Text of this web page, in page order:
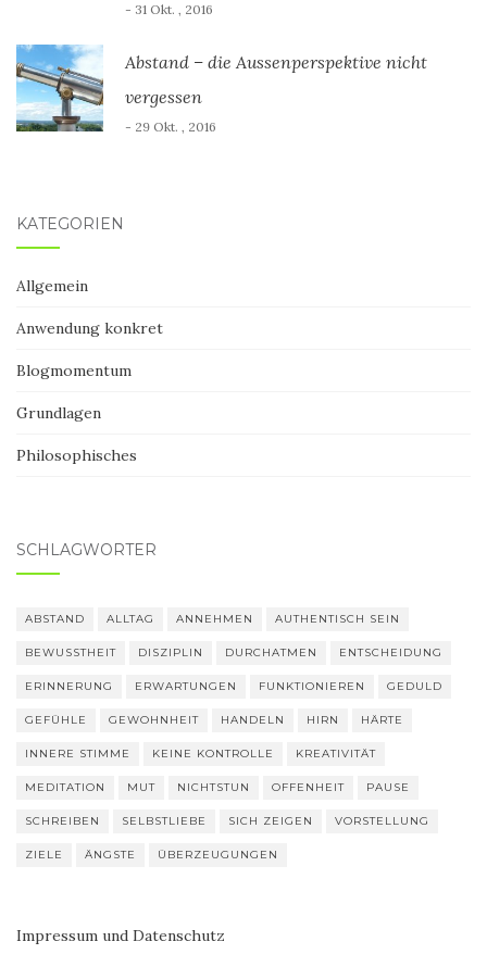
- 31 Okt. , 2016
Abstand – die Aussenperspektive nicht
vergessen
- 29 Okt. , 2016
KATEGORIEN
Allgemein
Anwendung konkret
Blogmomentum
Grundlagen
Philosophisches
SCHLAGWÖRTER
ABSTAND ALLTAG ANNEHMEN AUTHENTISCH SEIN
BEWUSSTHEIT DISZIPLIN DURCHATMEN ENTSCHEIDUNG
ERINNERUNG ERWARTUNGEN FUNKTIONIEREN GEDULD
GEFÜHLE GEWOHNHEIT HANDELN HIRN HÄRTE
INNERE STIMME KEINE KONTROLLE KREATIVITÄT
MEDITATION MUT NICHTSTUN OFFENHEIT PAUSE
SCHREIBEN SELBSTLIEBE SICH ZEIGEN VORSTELLUNG
ZIELE ÄNGSTE ÜBERZEUGUNGEN
Impressum und Datenschutz